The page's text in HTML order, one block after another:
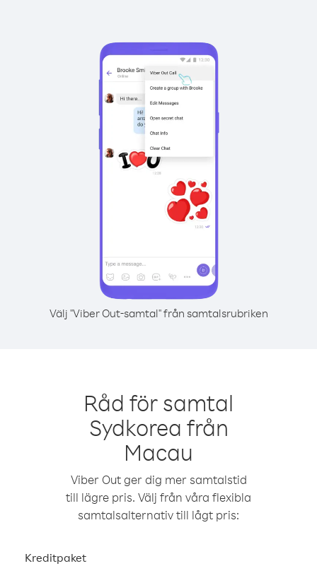
Välj "Viber Out-samtal" från samtalsrubriken
Råd för samtal
Sydkorea från
Macau
Viber Out ger dig mer samtalstid
till lägre pris. Välj från våra flexibla
samtalsalternativ till lågt pris:
Kreditpaket